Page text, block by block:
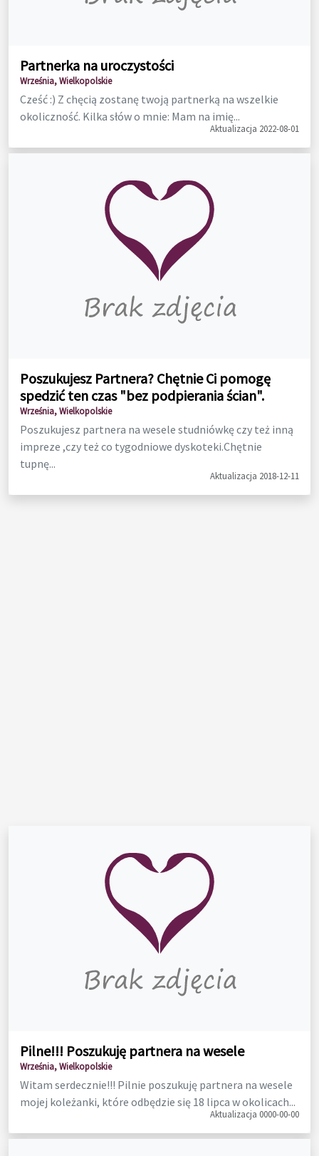
Partnerka na uroczystości
Września, Wielkopolskie
Cześć :) Z chęcią zostanę twoją partnerką na wszelkie
okoliczność. Kilka słów o mnie: Mam na imię...
Aktualizacja 2022-08-01
Poszukujesz Partnera? Chętnie Ci pomogę
spedzić ten czas "bez podpierania ścian".
Września, Wielkopolskie
Poszukujesz partnera na wesele studniówkę czy też inną
impreze ,czy też co tygodniowe dyskoteki.Chętnie
tupnę...
Aktualizacja 2018-12-11
Pilne!!! Poszukuję partnera na wesele
Września, Wielkopolskie
Witam serdecznie!!! Pilnie poszukuję partnera na wesele
mojej koleżanki, które odbędzie się 18 lipca w okolicach...
Aktualizacja 0000-00-00